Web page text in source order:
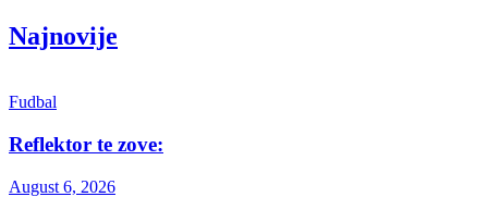
Najnovije
Fudbal
Reflektor te zove:
August 6, 2026